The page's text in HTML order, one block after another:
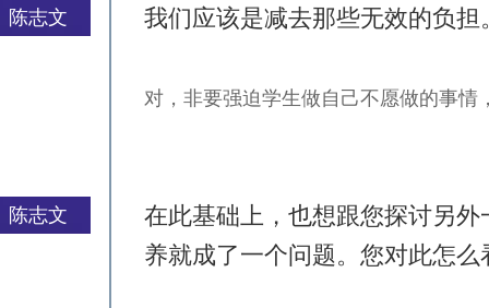
陈志文 我们应该是减去那些无效的负担
对，非要强迫学生做自己不愿做的事
陈志文
在此基础上，也想跟您探讨另
养就成了一个问题。您对此怎么